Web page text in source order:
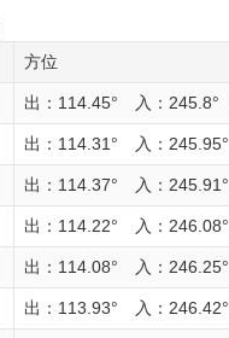
方位
出：114.45° 入：245.8°
出：114.31° 入：245.95°
出：114.37° 入：245.91°
出：114.22° 入：246.08°
出：114.08° 入：246.25°
出：113.93° 入：246.42°